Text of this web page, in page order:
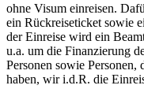
ohne Visum einreisen.
ein Rückreiseticket sowie
der Einreise wird ein
u.a. um die Finanzierung
Personen sowie Personen,
haben, wir i.d.R. die